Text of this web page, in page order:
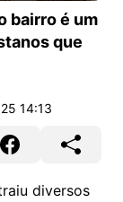
da Pompeia
bairro é um
que
14:13
diversos